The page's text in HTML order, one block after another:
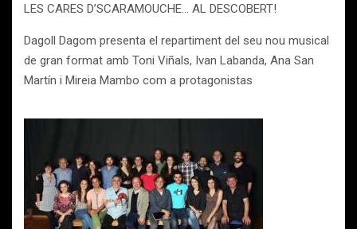
LES CARES D’SCARAMOUCHE… AL DESCOBERT!
Dagoll Dagom presenta el repartiment del seu nou musical
de gran format amb Toni Viñals, Ivan Labanda, Ana San
Martín i Mireia Mambo com a protagonistas